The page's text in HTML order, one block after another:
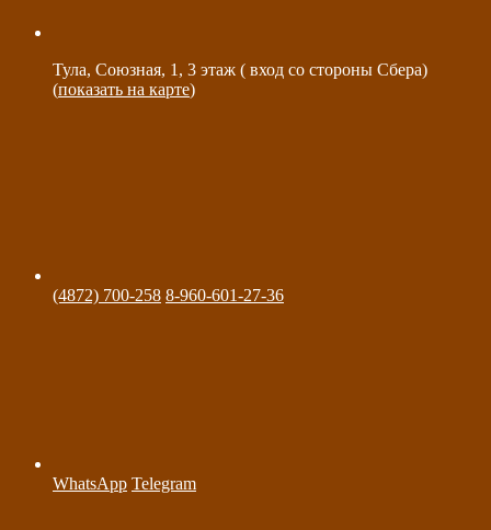
Тула, Союзная, 1, 3 этаж ( вход со стороны Сбера)
(показать на карте)
(4872) 700-258 8-960-601-27-36
WhatsApp Telegram